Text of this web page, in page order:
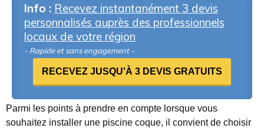
Info : Recevez instantanément 3 devis
personnalisés auprès des professionnels
locaux de votre région
- Rapide et sans engagement -
RECEVEZ JUSQU'À 3 DEVIS GRATUITS
Parmi les points à prendre en compte lorsque vous
souhaitez installer une piscine coque, il convient de choisir